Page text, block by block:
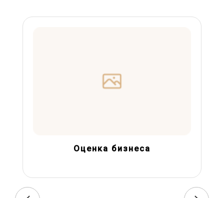
Оценка бизнеса